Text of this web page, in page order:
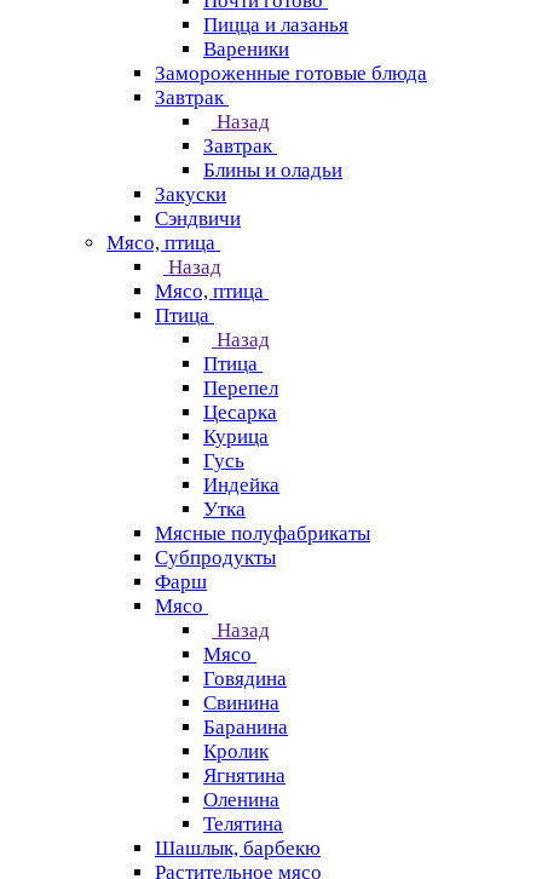
Пицца и лазанья
Вареники
Замороженные готовые блюда
Завтрак
Назад
Завтрак
Блины и оладьи
Закуски
Сэндвичи
Мясо, птица
Назад
Мясо, птица
Птица
Назад
Птица
Перепел
Цесарка
Курица
Гусь
Индейка
Утка
Мясные полуфабрикаты
Субпродукты
Фарш
Мясо
Назад
Мясо
Говядина
Свинина
Баранина
Кролик
Ягнятина
Оленина
Телятина
Шашлык, барбекю
Растительное мясо